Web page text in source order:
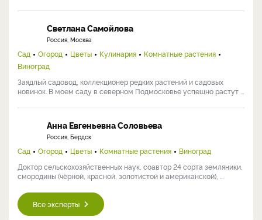
Светлана Самойлова
Россия, Москва
Сад Огород Цветы Кулинария
Комнатные растения
Виноград
Заядлый садовод, коллекционер редких растений и садовых
новинок. В моем саду в северном Подмосковье успешно растут ...
Анна Евгеньевна Соловьева
Россия, Бердск
Сад Огород Цветы Комнатные растения
Виноград
Доктор сельскохозяйственных наук, соавтор 24 сорта земляники,
смородины (чёрной, красной, золотистой и американской), ...
Все эксперты